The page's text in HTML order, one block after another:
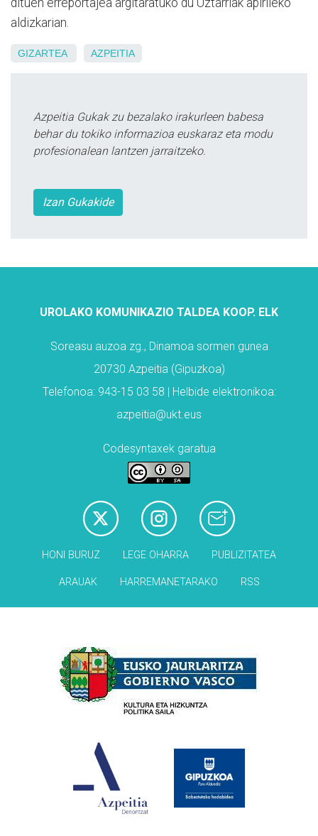
aldizkarian.
GIZARTEA AZPEITIA
Azpeitia Gukak zu bezalako irakurleen babesa
behar du tokiko informazioa euskaraz eta modu
profesionalean lantzen jarraitzeko.
Izan Gukakide
UROLAKO KOMUNIKAZIO TALDEA KOOP. ELK
Soreasu auzoa zg., Dinamoa sormen gunea
20730 Azpeitia (Gipuzkoa)
Telefonoa: 943-15 03 58 | Helbide elektronikoa:
azpeitia@ukt.eus
Codesyntaxek garatua
HONI BURUZ LEGE OHARRA PUBLIZITATEA
ARAUAK HARREMANETARAKO RSS